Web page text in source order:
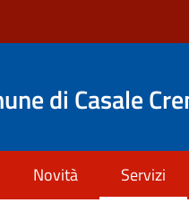
di Casale
Novità Servizi